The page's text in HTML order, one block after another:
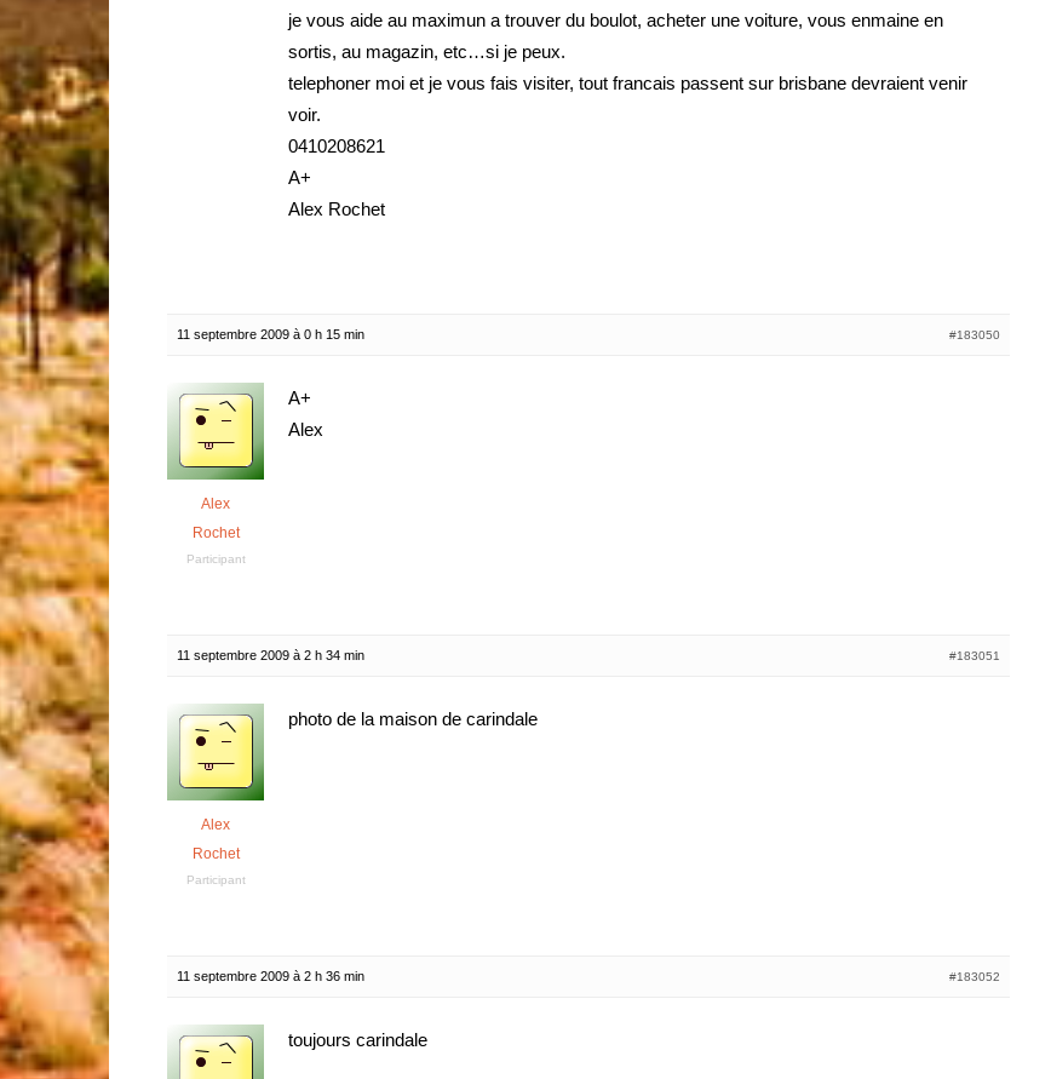
je vous aide au maximun a trouver du boulot, acheter une voiture, vous enmaine en
sortis, au magazin, etc…si je peux.
telephoner moi et je vous fais visiter, tout francais passent sur brisbane devraient venir
voir.
0410208621
A+
Alex Rochet
11 septembre 2009 à 0 h 15 min #183050
Alex
Rochet
Participant
A+
Alex
11 septembre 2009 à 2 h 34 min #183051
Alex
Rochet
Participant
photo de la maison de carindale
11 septembre 2009 à 2 h 36 min #183052
toujours carindale